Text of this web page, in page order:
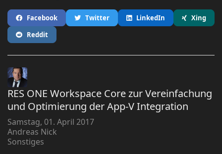
Facebook Twitter LinkedIn
Xing
Reddit
RES ONE Workspace Core zur Vereinfachung
und Optimierung der App-V Integration
Samstag, 01. April 2017
Andreas Nick
Sonstiges